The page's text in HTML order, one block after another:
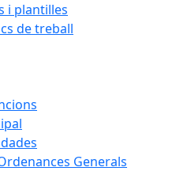
i plantilles
de treball
Generals